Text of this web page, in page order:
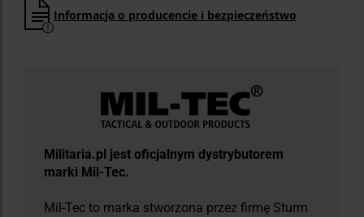
Informacja o producencie i bezpieczeństwo
Militaria.pl jest oficjalnym dystrybutorem
marki Mil-Tec.
Mil-Tec to marka stworzona przez firmę Sturm